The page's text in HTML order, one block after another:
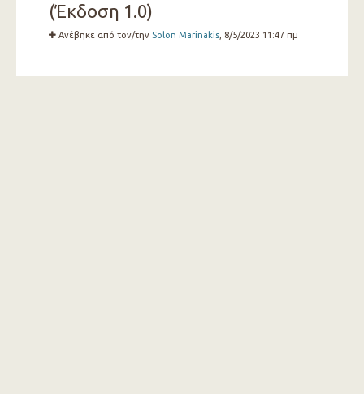
(Έκδοση 1.0)
Ανέβηκε από τον/την Solon Marinakis, 8/5/2023 11:47 πμ